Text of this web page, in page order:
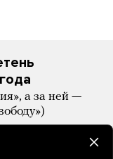
а за ней —